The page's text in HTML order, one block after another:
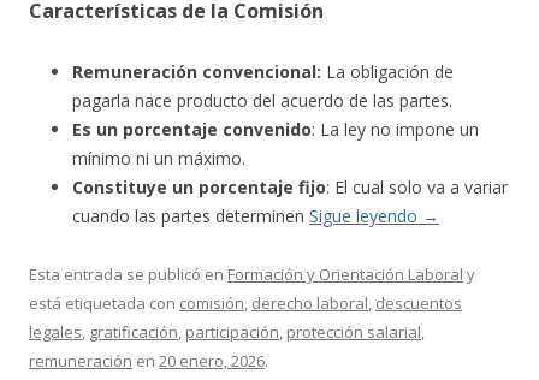
Características de la Comisión
Remuneración convencional: La obligación de
pagarla nace producto del acuerdo de las partes.
Es un porcentaje convenido: La ley no impone un
mínimo ni un máximo.
Constituye un porcentaje fijo: El cual solo va a variar
cuando las partes determinen Sigue leyendo →
Esta entrada se publicó en Formación y Orientación Laboral y
está etiquetada con comisión, derecho laboral, descuentos
legales, gratificación, participación, protección salarial,
remuneración en 20 enero, 2026.